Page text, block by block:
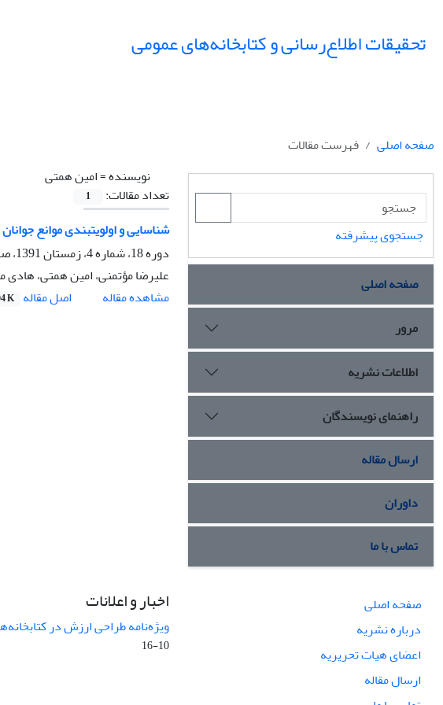
تحقیقات اطلاع‌رسانی و کتابخانه‌های عمومی
صفحه اصلی
فهرست مقالات
نویسنده =امین همتی
تعداد مقالات:
1
شناسایی و اولویت⁮بندی موانع
دوره 18، شماره 4، زمستان 1391، صفحه
علیرضا مؤتمنی، امین همتی، هادی
مشاهده مقاله
اصل مقاله K
جستجوی پیشرفته
صفحه اصلی
مرور
اطلاعات نشریه
راهنمای نویسندگان
ارسال مقاله
داوران
تماس با ما
صفحه اصلی
درباره نشریه
اعضای هیات تحریریه
ارسال مقاله
اخبار و اعلانات
ویژه‌نامه طراحی ارزش در
10-16